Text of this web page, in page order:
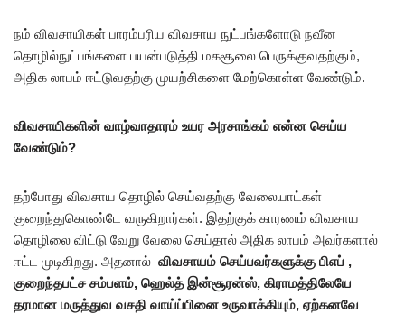
நம் விவசாயிகள் பாரம்பரிய விவசாய நுட்பங்களோடு நவீன
தொழில்நுட்பங்களை பயன்படுத்தி மகசூலை பெருக்குவதற்கும்,
அதிக லாபம் ஈட்டுவதற்கு முயற்சிகளை மேற்கொள்ள வேண்டும்.
விவசாயிகளின் வாழ்வாதாரம் உயர அரசாங்கம் என்ன செய்ய
வேண்டும்?
தற்போது விவசாய தொழில் செய்வதற்கு வேலையாட்கள்
குறைந்துகொண்டே வருகிறார்கள். இதற்குக் காரணம் விவசாய
தொழிலை விட்டு வேறு வேலை செய்தால் அதிக லாபம் அவர்களால்
ஈட்ட முடிகிறது. அதனால் விவசாயம் செய்பவர்களுக்கு பிஎப் ,
குறைந்தபட்ச சம்பளம், ஹெல்த் இன்சூரன்ஸ், கிராமத்திலேயே
தரமான மருத்துவ வசதி வாய்ப்பினை உருவாக்கியும், ஏற்கனவே